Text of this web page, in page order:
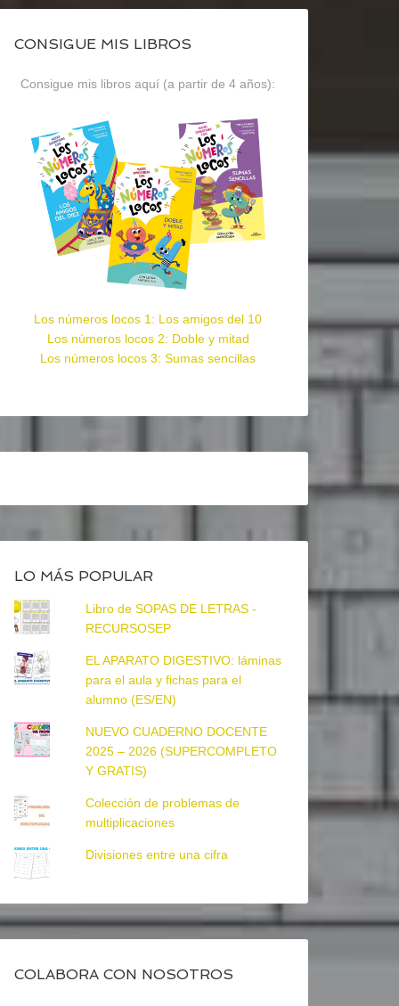
CONSIGUE MIS LIBROS
Consigue mis libros aquí (a partir de 4 años):
Los números locos 1: Los amigos del 10
Los números locos 2: Doble y mitad
Los números locos 3: Sumas sencillas
LO MÁS POPULAR
Libro de SOPAS DE LETRAS -
RECURSOSEP
EL APARATO DIGESTIVO: láminas
para el aula y fichas para el
alumno (ES/EN)
NUEVO CUADERNO DOCENTE
2025 – 2026 (SUPERCOMPLETO
Y GRATIS)
Colección de problemas de
multiplicaciones
Divisiones entre una cifra
COLABORA CON NOSOTROS